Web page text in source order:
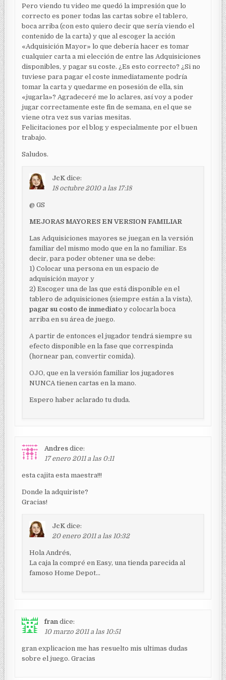
Pero viendo tu video me quedó la impresión que lo
correcto es poner todas las cartas sobre el tablero,
boca arriba (con esto quiero decir que sería viendo el
contenido de la carta) y que al escoger la acción
«Adquisición Mayor» lo que debería hacer es tomar
cualquier carta a mi elección de entre las Adquisiciones
disponibles, y pagar su coste. ¿Es esto correcto? ¿Si no
tuviese para pagar el coste inmediatamente podría
tomar la carta y quedarme en posesión de ella, sin
«jugarla»? Agradeceré me lo aclares, así voy a poder
jugar correctamente este fin de semana, en el que se
viene otra vez sus varias mesitas.
Felicitaciones por el blog y especialmente por el buen
trabajo.
Saludos.
JcK dice:
18 octubre 2010 a las 17:18
@ GS
MEJORAS MAYORES EN VERSION FAMILIAR
Las Adquisiciones mayores se juegan en la versión
familiar del mismo modo que en la no familiar. Es
decir, para poder obtener una se debe:
1) Colocar una persona en un espacio de
adquisición mayor y
2) Escoger una de las que está disponible en el
tablero de adquisiciones (siempre están a la vista),
pagar su costo de inmediatoy colocarla boca
arriba en su área de juego.
A partir de entonces el jugador tendrá siempre su
efecto disponible en la fase que correspinda
(hornear pan, convertir comida).
OJO, que en la versión familiar los jugadores
NUNCA tienen cartas en la mano.
Espero haber aclarado tu duda.
Andres dice:
17 enero 2011 a las 0:11
esta cajita esta maestra!!!
Donde la adquiriste?
Gracias!
JcK dice:
20 enero 2011 a las 10:32
Hola Andrés,
La caja la compré en Easy, una tienda parecida al
famoso Home Depot…
fran dice:
10 marzo 2011 a las 10:51
gran explicacion me has resuelto mis ultimas dudas
sobre el juego. Gracias